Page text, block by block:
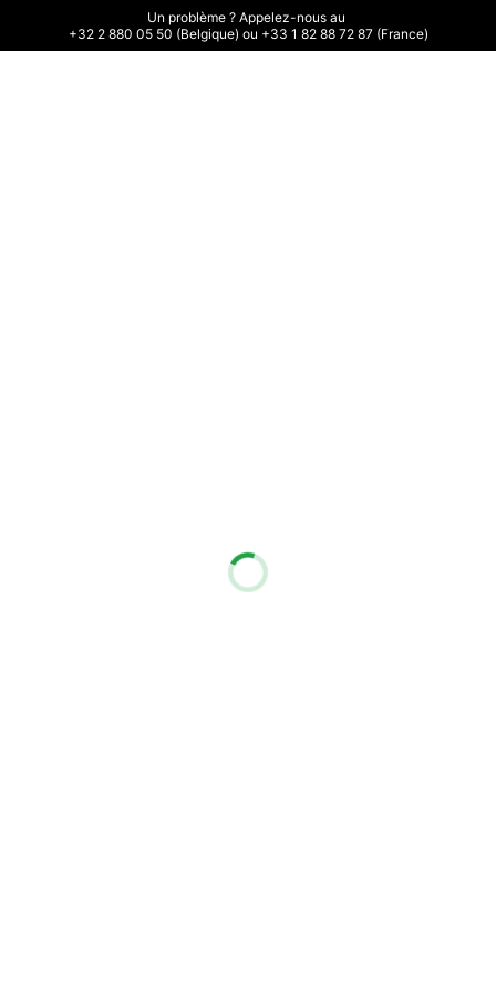
Un problème ? Appelez-nous au
+32 2 880 05 50 (Belgique) ou +33 1 82 88 72 87 (France)